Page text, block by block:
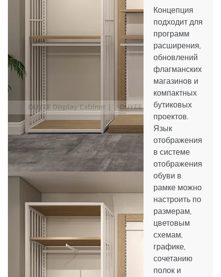
Концепция
подходит для
программ
расширения,
обновлений
флагманских
магазинов и
компактных
бутиковых
проектов.
Язык
отображения
в системе
отображения
обуви в
рамке можно
настроить по
размерам,
цветовым
схемам,
графике,
сочетанию
полок и